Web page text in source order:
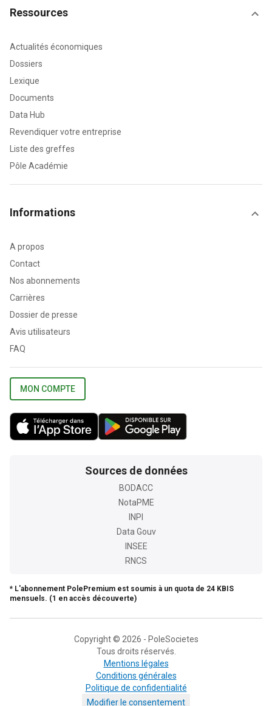
Ressources
Actualités économiques
Dossiers
Lexique
Documents
Data Hub
Revendiquer votre entreprise
Liste des greffes
Pôle Académie
Informations
A propos
Contact
Nos abonnements
Carrières
Dossier de presse
Avis utilisateurs
FAQ
MON COMPTE
Sources de données
BODACC
NotaPME
INPI
Data Gouv
INSEE
RNCS
* L'abonnement PolePremium est soumis à un quota de 24 KBIS
mensuels. (1 en accès découverte)
Copyright © 2026 - PoleSocietes
Tous droits réservés.
Mentions légales
Conditions générales
Politique de confidentialité
Modifier le consentement